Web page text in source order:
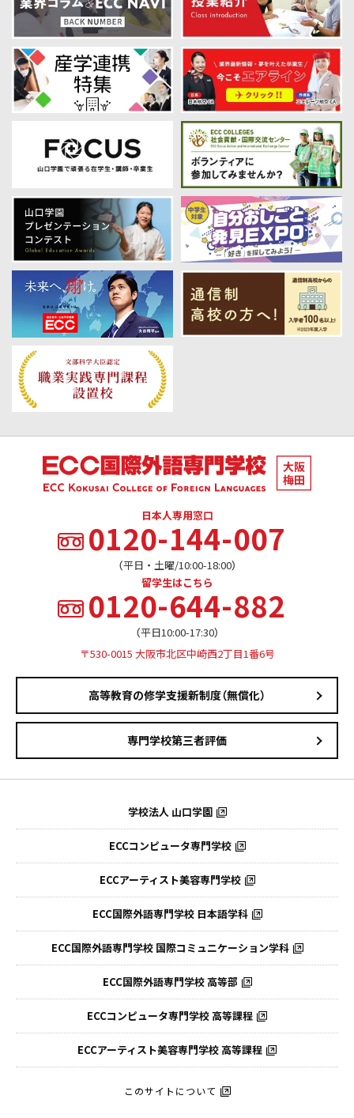
日本人専用窓口
0120-144-007
（平日・土曜/10:00-18:00）
留学生はこちら
0120-644-882
（平日10:00-17:30）
〒530-0015 大阪市北区中崎西2丁目1番6号
高等教育の修学支援新制度（無償化）
専門学校第三者評価
学校法人 山口学園
ECCコンピュータ専門学校
ECCアーティスト美容専門学校
ECC国際外語専門学校 日本語学科
ECC国際外語専門学校 国際コミュニケーション学科
ECC国際外語専門学校 高等部
ECCコンピュータ専門学校 高等課程
ECCアーティスト美容専門学校 高等課程
このサイトについて